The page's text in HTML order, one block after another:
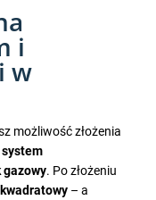
i
w
możliwość złożenia
gazowy. Po złożeniu
– a